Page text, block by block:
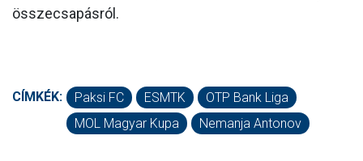
összecsapásról.
CÍMKÉK: Paksi FC ESMTK
OTP Bank Liga
MOL Magyar Kupa
Nemanja Antonov